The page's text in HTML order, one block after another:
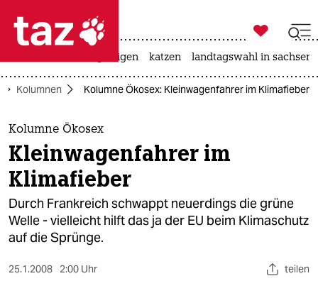
 taz zahl ich
taz zahl ich
themen
politik
öko
gesellschaft

taz zahl ich
bergsteigen katzen landtagswahl in
Kolumnen Kolumne Ökosex: Kleinwagenfahrer im Klimafieber
Kolumne Ökosex
Kleinwagenfahrer im
Klimafieber
Durch Frankreich schwappt neuerdings die grüne
Welle - vielleicht hilft das ja der EU beim Klimaschutz
auf die Sprünge.
25.1.2008 2:00 Uhr teilen